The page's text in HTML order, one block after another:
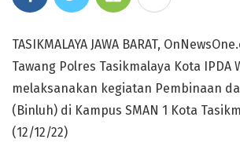
TASIKMALAYA JAWA BARAT,
Tawang Polres Tasikmalaya Kota IPDA
melaksanakan kegiatan Pembinaan
(Binluh) di Kampus SMAN 1 Kota
(12/12/22)